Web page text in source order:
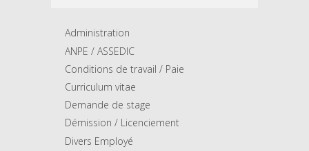
Administration
ANPE / ASSEDIC
Conditions de travail / Paie
Curriculum vitae
Demande de stage
Démission / Licenciement
Divers Employé